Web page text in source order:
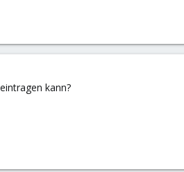
kann?